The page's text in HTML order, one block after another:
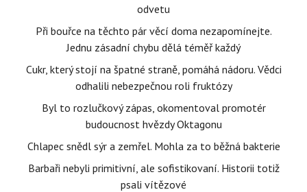
odvetu
Při bouřce na těchto pár věcí doma nezapomínejte.
Jednu zásadní chybu dělá téměř každý
Cukr, který stojí na špatné straně, pomáhá nádoru. Vědci
odhalili nebezpečnou roli fruktózy
Byl to rozlučkový zápas, okomentoval promotér
budoucnost hvězdy Oktagonu
Chlapec snědl sýr a zemřel. Mohla za to běžná bakterie
Barbaři nebyli primitivní, ale sofistikovaní. Historii totiž
psali vítězové